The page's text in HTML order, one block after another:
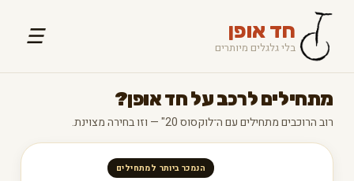
חד אופן
בלי גלגלים מיותרים ☰
מתחילים לרכב על חד אופן?
רוב הרוכבים מתחילים עם ה־לוקסוס 20" — וזו בחירה מצוינת.
הנמכר ביותר למתחילים